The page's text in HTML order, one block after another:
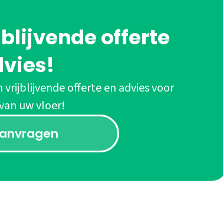
offerte
offerte en advies voor
uw vloer!